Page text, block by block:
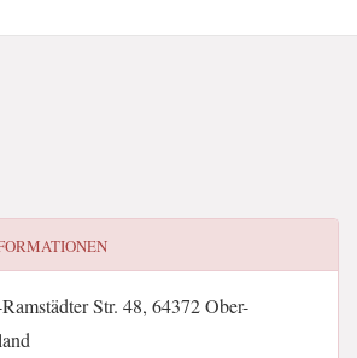
Str. 48, 64372 Ober-